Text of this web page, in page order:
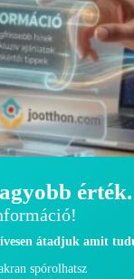
érték.
átadjuk amit
spórolhatsz